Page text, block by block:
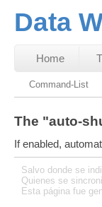
Data
Home
Command-List
The "auto-
If enabled,
Salvo donde se
Quienes se
Esta página fue